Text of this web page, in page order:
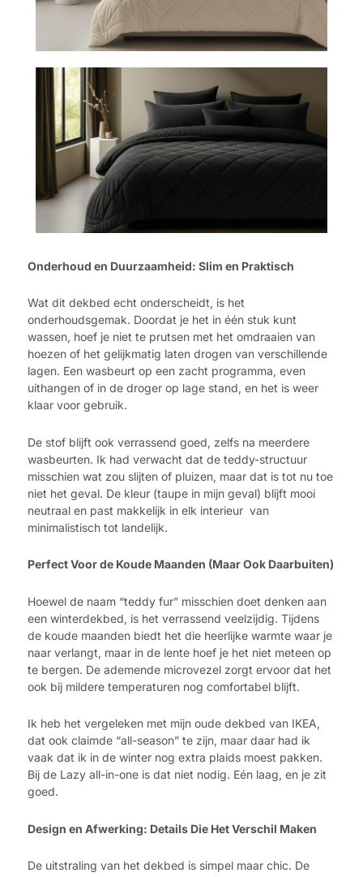
Onderhoud en Duurzaamheid: Slim en Praktisch
Wat dit dekbed echt onderscheidt, is het
onderhoudsgemak. Doordat je het in één stuk kunt
wassen, hoef je niet te prutsen met het omdraaien van
hoezen of het gelijkmatig laten drogen van verschillende
lagen. Een wasbeurt op een zacht programma, even
uithangen of in de droger op lage stand, en het is weer
klaar voor gebruik.
De stof blijft ook verrassend goed, zelfs na meerdere
wasbeurten. Ik had verwacht dat de teddy-structuur
misschien wat zou slijten of pluizen, maar dat is tot nu toe
niet het geval. De kleur (taupe in mijn geval) blijft mooi
neutraal en past makkelijk in elk interieur van
minimalistisch tot landelijk.
Perfect Voor de Koude Maanden (Maar Ook Daarbuiten)
Hoewel de naam “teddy fur” misschien doet denken aan
een winterdekbed, is het verrassend veelzijdig. Tijdens
de koude maanden biedt het die heerlijke warmte waar je
naar verlangt, maar in de lente hoef je het niet meteen op
te bergen. De ademende microvezel zorgt ervoor dat het
ook bij mildere temperaturen nog comfortabel blijft.
Ik heb het vergeleken met mijn oude dekbed van IKEA,
dat ook claimde “all-season” te zijn, maar daar had ik
vaak dat ik in de winter nog extra plaids moest pakken.
Bij de Lazy all-in-one is dat niet nodig. Eén laag, en je zit
goed.
Design en Afwerking: Details Die Het Verschil Maken
De uitstraling van het dekbed is simpel maar chic. De